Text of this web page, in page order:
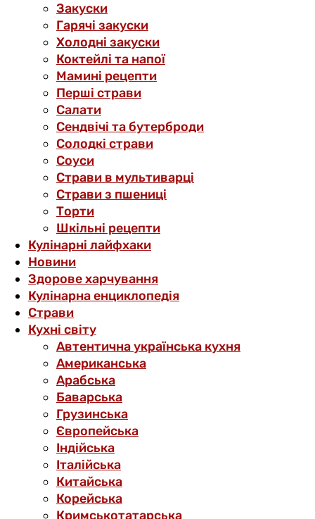
Закуски
Гарячі закуски
Холодні закуски
Коктейлі та напої
Мамині рецепти
Перші страви
Салати
Сендвічі та бутерброди
Солодкі страви
Соуси
Страви в мультиварці
Страви з пшениці
Торти
Шкільні рецепти
Кулінарні лайфхаки
Новини
Здорове харчування
Кулінарна енциклопедія
Страви
Кухні світу
Автентична українська кухня
Американська
Арабська
Баварська
Грузинська
Європейська
Індійська
Італійська
Китайська
Корейська
Кримськотатарська